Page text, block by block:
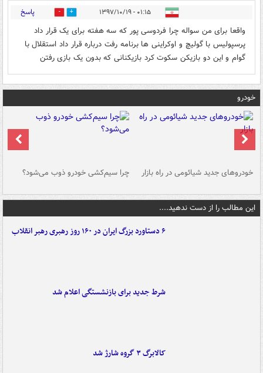
۰۱:۱۵ - ۱۳۹۷/۱۰/۱۹ 0 پاسخ
واقعا برای من سواله چرا فردوسی پور که سه هفته برای یک قرار داد
پرسپولیس با گولیچ و اوکراینی ها برنامه رفت درباره قرار داد استقلال با
گوام و این دو بازیکن سکوت کرد بازیکنانی که بدون یک بازی رفتن
خودرو
خودروهای جدید شیائومی در راه بازار چرا سیم‌کشی خودرو ذوب می‌شود؟
این مطالب را از دست ندهید....
۶ دستاورد بزرگ ایران در ۱۶۰ روز رهبری رهبر انقلاب
شرط جدید برای بازنشستگی اعلام شد
کالابرگ ۳ گروه شارژ شد